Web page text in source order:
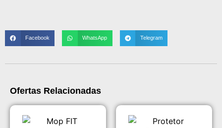
Facebook WhatsApp Telegram
Ofertas Relacionadas